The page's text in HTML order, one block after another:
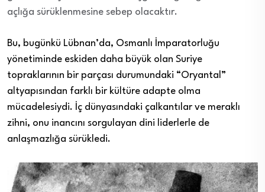
açlığa sürüklenmesine sebep olacaktır.
Bu, bugünkü Lübnan’da, Osmanlı İmparatorluğu
yönetiminde eskiden daha büyük olan Suriye
topraklarının bir parçası durumundaki “Oryantal”
altyapısından farklı bir kültüre adapte olma
mücadelesiydi. İç dünyasındaki çalkantılar ve meraklı
zihni, onu inancını sorgulayan dini liderlerle de
anlaşmazlığa sürükledi.